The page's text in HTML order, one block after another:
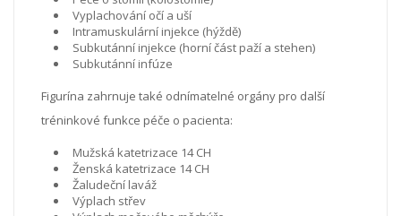
Vyplachování očí a uší
Intramuskulární injekce (hýždě)
Subkutánní injekce (horní část paží a stehen)
Subkutánní infúze
Figurína zahrnuje také odnímatelné orgány pro další
tréninkové funkce péče o pacienta:
Mužská katetrizace 14 CH
Ženská katetrizace 14 CH
Žaludeční laváž
Výplach střev